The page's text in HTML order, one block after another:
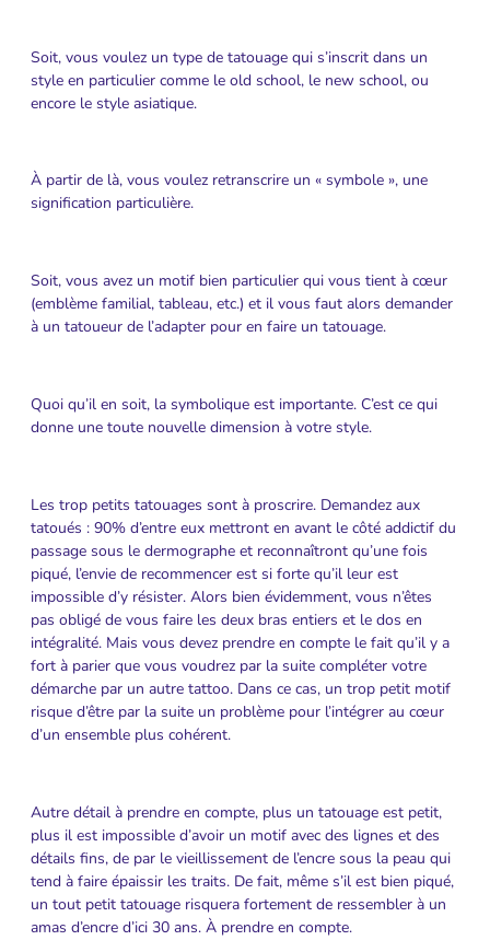
Soit, vous voulez un type de tatouage qui s’inscrit dans un
style en particulier comme le old school, le new school, ou
encore le style asiatique.
À partir de là, vous voulez retranscrire un « symbole », une
signification particulière.
Soit, vous avez un motif bien particulier qui vous tient à cœur
(emblème familial, tableau, etc.) et il vous faut alors demander
à un tatoueur de l’adapter pour en faire un tatouage.
Quoi qu’il en soit, la symbolique est importante. C’est ce qui
donne une toute nouvelle dimension à votre style.
Les trop petits tatouages sont à proscrire. Demandez aux
tatoués : 90% d’entre eux mettront en avant le côté addictif du
passage sous le dermographe et reconnaîtront qu’une fois
piqué, l’envie de recommencer est si forte qu’il leur est
impossible d’y résister. Alors bien évidemment, vous n’êtes
pas obligé de vous faire les deux bras entiers et le dos en
intégralité. Mais vous devez prendre en compte le fait qu’il y a
fort à parier que vous voudrez par la suite compléter votre
démarche par un autre tattoo. Dans ce cas, un trop petit motif
risque d’être par la suite un problème pour l’intégrer au cœur
d’un ensemble plus cohérent.
Autre détail à prendre en compte, plus un tatouage est petit,
plus il est impossible d’avoir un motif avec des lignes et des
détails fins, de par le vieillissement de l’encre sous la peau qui
tend à faire épaissir les traits. De fait, même s’il est bien piqué,
un tout petit tatouage risquera fortement de ressembler à un
amas d’encre d’ici 30 ans. À prendre en compte.